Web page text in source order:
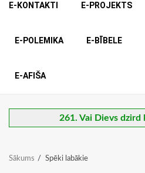
E-KONTAKTI E-PROJEKTS
E-POLEMIKA E-BĪBELE
E-AFIŠA
261. Vai Dievs dzird
Sākums Spēki labākie